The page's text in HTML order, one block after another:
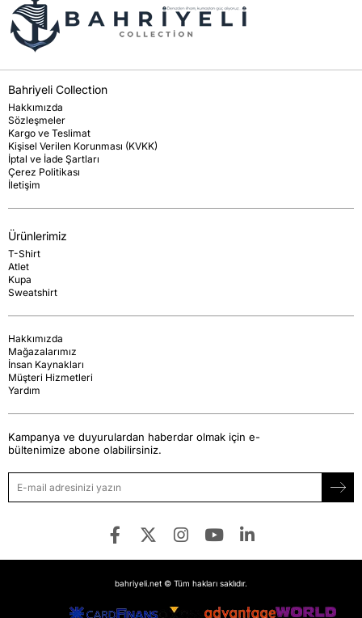
Bahriyeli Collection
Hakkımızda
Sözleşmeler
Kargo ve Teslimat
Kişisel Verilen Korunması (KVKK)
İptal ve İade Şartları
Çerez Politikası
İletişim
Ürünlerimiz
T-Shirt
Atlet
Kupa
Sweatshirt
Hakkımızda
Mağazalarımız
İnsan Kaynakları
Müşteri Hizmetleri
Yardım
Kampanya ve duyurulardan haberdar olmak için e-
bültenimize abone olabilirsiniz.
bahriyeli.net © Tüm hakları saklıdır.